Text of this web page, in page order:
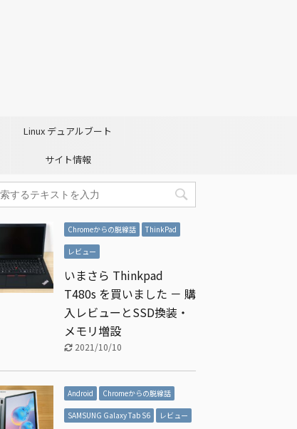
Linux デュアルブート
サイト情報
Chromeからの脱線話 ThinkPad
レビュー
いまさら Thinkpad
T480s を買いました － 購
入レビューとSSD換装・
メモリ増設
2021/10/10
Android Chromeからの脱線話
SAMSUNG Galaxy Tab S6 レビュー